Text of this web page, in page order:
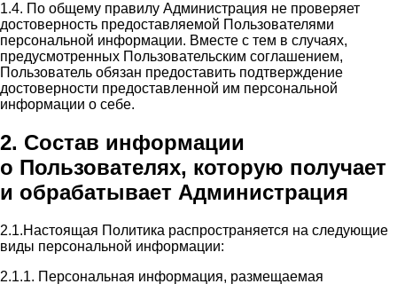
1.4. По общему правилу Администрация не проверяет
достоверность предоставляемой Пользователями
персональной информации. Вместе с тем в случаях,
предусмотренных Пользовательским соглашением,
Пользователь обязан предоставить подтверждение
достоверности предоставленной им персональной
информации о себе.
2. Состав информации
о Пользователях, которую получает
и обрабатывает Администрация
2.1.Настоящая Политика распространяется на следующие
виды персональной информации:
2.1.1. Персональная информация, размещаемая